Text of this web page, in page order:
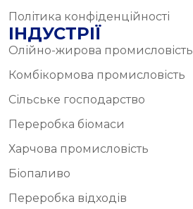
Політика конфіденційності
ІНДУСТРІЇ
Олійно-жирова промисловість
Комбікормова промисловість
Сільське господарство
Переробка біомаси
Харчова промисловість
Біопаливо
Переробка відходів